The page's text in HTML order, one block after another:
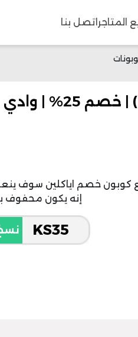
المتاجر اتصل بنا
كوبون خصم اياكلين سوف ينعم
إنه يكون محفوف